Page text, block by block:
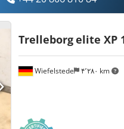
Wiefelstede ۴٬۲۸۰ km
Trelleborgelite XP